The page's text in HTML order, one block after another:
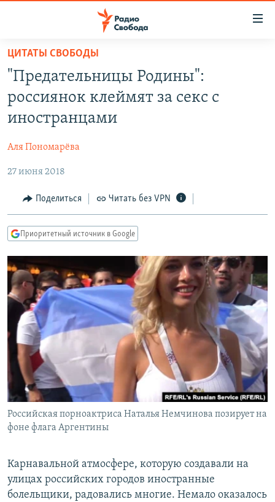
упрощенного
доступа
основному
Вернутся
навигации
Вернутся
поиску
ПРОГРАММЫ
ПОДКАСТЫ
АВТОРСКИЕ ПРОЕКТЫ
МНЕНИЯ
КУЛЬТУРА
IDEL.РЕАЛИИ
СЕВЕР.РЕАЛИИ
СИБИРЬ.РЕАЛИИ
РАСПИСАНИЕ ВЕЩАНИЯ
ПОДПИШИТЕСЬ НА РАССЫЛКУ
СОЦИАЛЬНЫЕ СЕТИ
Все сайты РСЕ/РС
ЦИТАТЫ СВОБОДЫ
"Предательницы Родины":
россиянок клеймят за секс с
иностранцами
Аля Пономарёва
27 июня 2018
Поделиться Читать без VPN
Приоритетный источник в Google
Российская порноактриса Наталья Немчинова позирует на
фоне флага Аргентины
Карнавальной атмосфере, которую создавали на
улицах российских городов иностранные
болельщики, радовались многие. Немало оказалось